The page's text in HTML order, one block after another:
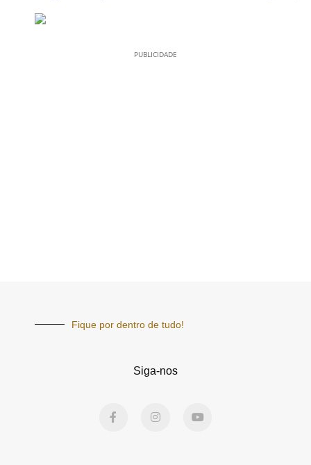
PUBLICIDADE
Fique por dentro de tudo!
Siga-nos
a
n
o